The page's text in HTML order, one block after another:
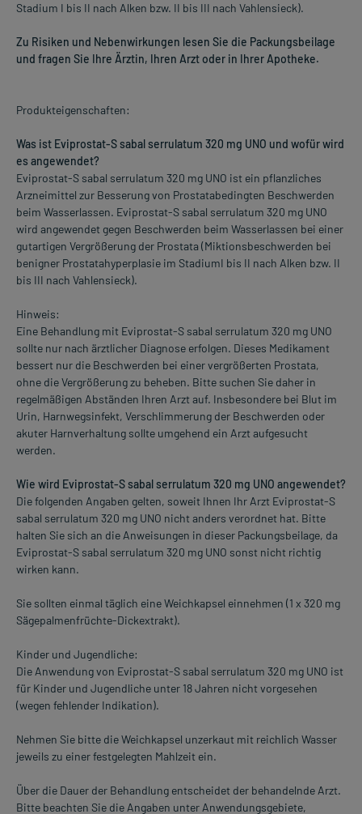
Stadium I bis II nach Alken bzw. II bis III nach Vahlensieck).
Zu Risiken und Nebenwirkungen lesen Sie die Packungsbeilage
und fragen Sie Ihre Ärztin, Ihren Arzt oder in Ihrer Apotheke.
Produkteigenschaften:
Was ist Eviprostat-S sabal serrulatum 320 mg UNO und wofür wird
es angewendet?
Eviprostat-S sabal serrulatum 320 mg UNO ist ein pflanzliches
Arzneimittel zur Besserung von Prostatabedingten Beschwerden
beim Wasserlassen. Eviprostat-S sabal serrulatum 320 mg UNO
wird angewendet gegen Beschwerden beim Wasserlassen bei einer
gutartigen Vergrößerung der Prostata (Miktionsbeschwerden bei
benigner Prostatahyperplasie im StadiumI bis II nach Alken bzw. II
bis III nach Vahlensieck).
Hinweis:
Eine Behandlung mit Eviprostat-S sabal serrulatum 320 mg UNO
sollte nur nach ärztlicher Diagnose erfolgen. Dieses Medikament
bessert nur die Beschwerden bei einer vergrößerten Prostata,
ohne die Vergrößerung zu beheben. Bitte suchen Sie daher in
regelmäßigen Abständen Ihren Arzt auf. Insbesondere bei Blut im
Urin, Harnwegsinfekt, Verschlimmerung der Beschwerden oder
akuter Harnverhaltung sollte umgehend ein Arzt aufgesucht
werden.
Wie wird Eviprostat-S sabal serrulatum 320 mg UNO angewendet?
Die folgenden Angaben gelten, soweit Ihnen Ihr Arzt Eviprostat-S
sabal serrulatum 320 mg UNO nicht anders verordnet hat. Bitte
halten Sie sich an die Anweisungen in dieser Packungsbeilage, da
Eviprostat-S sabal serrulatum 320 mg UNO sonst nicht richtig
wirken kann.
Sie sollten einmal täglich eine Weichkapsel einnehmen (1 x 320 mg
Sägepalmenfrüchte-Dickextrakt).
Kinder und Jugendliche:
Die Anwendung von Eviprostat-S sabal serrulatum 320 mg UNO ist
für Kinder und Jugendliche unter 18 Jahren nicht vorgesehen
(wegen fehlender Indikation).
Nehmen Sie bitte die Weichkapsel unzerkaut mit reichlich Wasser
jeweils zu einer festgelegten Mahlzeit ein.
Über die Dauer der Behandlung entscheidet der behandelnde Arzt.
Bitte beachten Sie die Angaben unter Anwendungsgebiete,